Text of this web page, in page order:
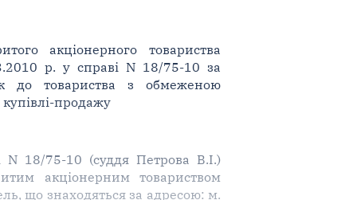
акціонерного товариства
р. у справі N 18/75-10 за
до товариства з обмеженою
продажу
N 18/75-10 (суддя Петрова В.І.)
акціонерним товариством
що знаходяться за адресою: м.